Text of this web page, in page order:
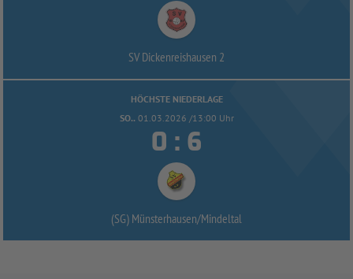
SV Dickenreishausen 2
HÖCHSTE NIEDERLAGE
SO.. 01.03.2026 /13:00 Uhr
 : 
(SG) Münsterhausen/Mindeltal